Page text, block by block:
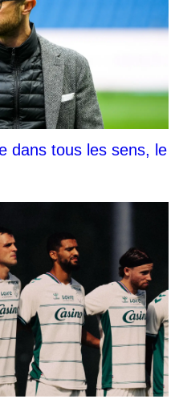
dans tous les sens, le